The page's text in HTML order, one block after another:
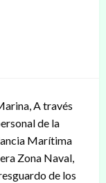
A través
de la
Marítima
Zona Naval,
de los